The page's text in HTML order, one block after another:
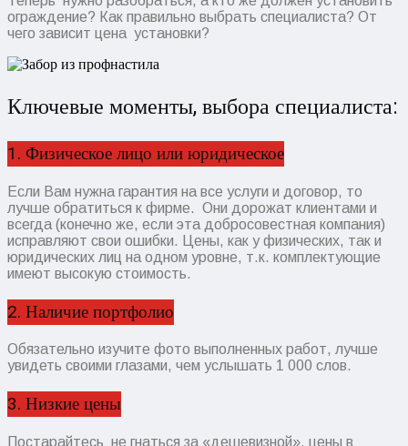
ограждение? Как правильно выбрать специалиста? От
чего зависит цена установки?
Ключевые моменты, выбора специалиста:
1. Физическое лицо или юридическое
Если Вам нужна гарантия на все услуги и договор, то
лучше обратиться к фирме. Они дорожат клиентами и
всегда (конечно же, если эта добросовестная компания)
исправляют свои ошибки. Цены, как у физических, так и
юридических лиц на одном уровне, т.к. комплектующие
имеют высокую стоимость.
2. Наличие портфолио
Обязательно изучите фото выполненных работ, лучше
увидеть своими глазами, чем услышать 1 000 слов.
3. Низкие цены
Постарайтесь не гнаться за «дешевизной», цены в